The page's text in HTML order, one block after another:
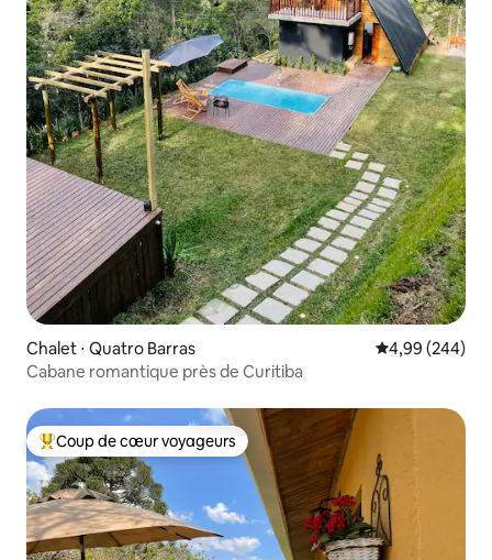
Chalet ⋅ Quatro Barras Évaluation
4,99 (244)
Cabane romantique près de Curitiba
Coups de cœur voyageurs les plus appréciés
Coup de cœur voyageurs